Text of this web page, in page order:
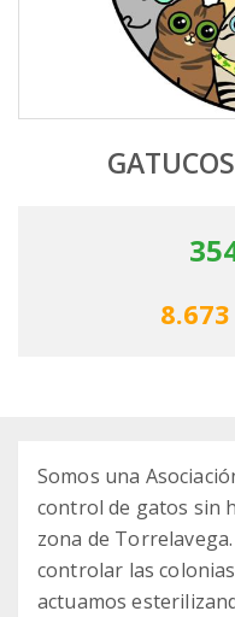
Somos una
control de gatos sin
zona de
controlar las
actuamos